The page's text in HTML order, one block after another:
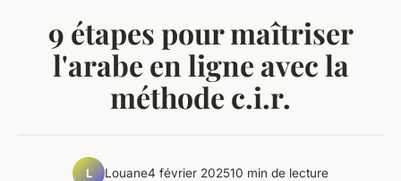
9 étapes pour maîtriser
l'arabe en ligne avec la
méthode c.i.r.
L Louane4 février 202510 min de lecture